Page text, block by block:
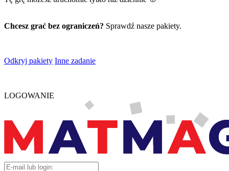
Chcesz grać bez ograniczeń? Sprawdź nasze pakiety.
Odkryj pakiety Inne zadanie
LOGOWANIE